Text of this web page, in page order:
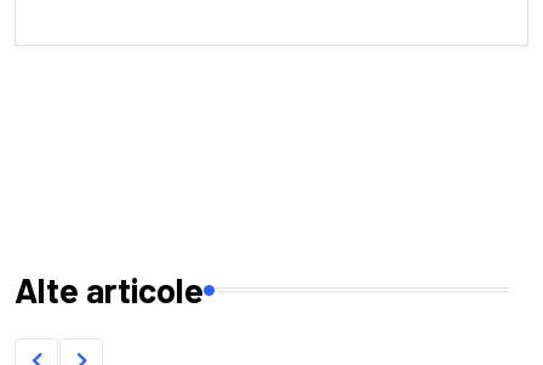
Alte articole